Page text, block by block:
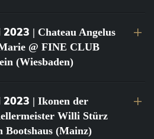
2023 | Chateau Angelus
@ FINE CLUB
(Wiesbaden)
2023 | Ikonen der
Willi Stürz
Bootshaus (Mainz)